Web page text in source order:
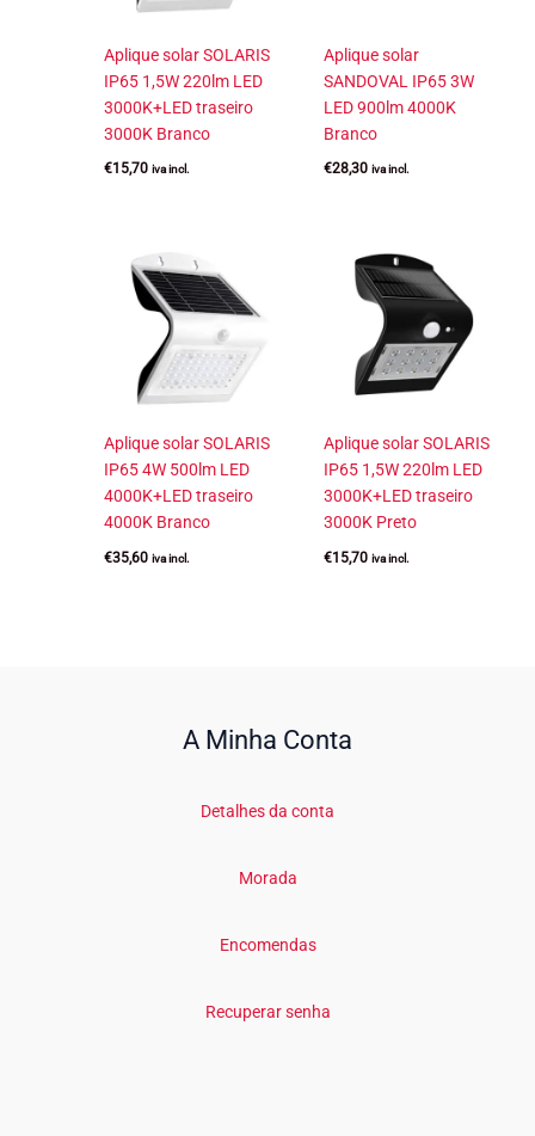
Aplique solar SOLARIS
IP65 1,5W 220lm LED
3000K+LED traseiro
3000K Branco
€15,70 iva incl.
Aplique solar
SANDOVAL IP65 3W
LED 900lm 4000K
Branco
€28,30 iva incl.
Aplique solar SOLARIS
IP65 4W 500lm LED
4000K+LED traseiro
4000K Branco
€35,60 iva incl.
Aplique solar SOLARIS
IP65 1,5W 220lm LED
3000K+LED traseiro
3000K Preto
€15,70 iva incl.
A Minha Conta
Detalhes da conta
Morada
Encomendas
Recuperar senha